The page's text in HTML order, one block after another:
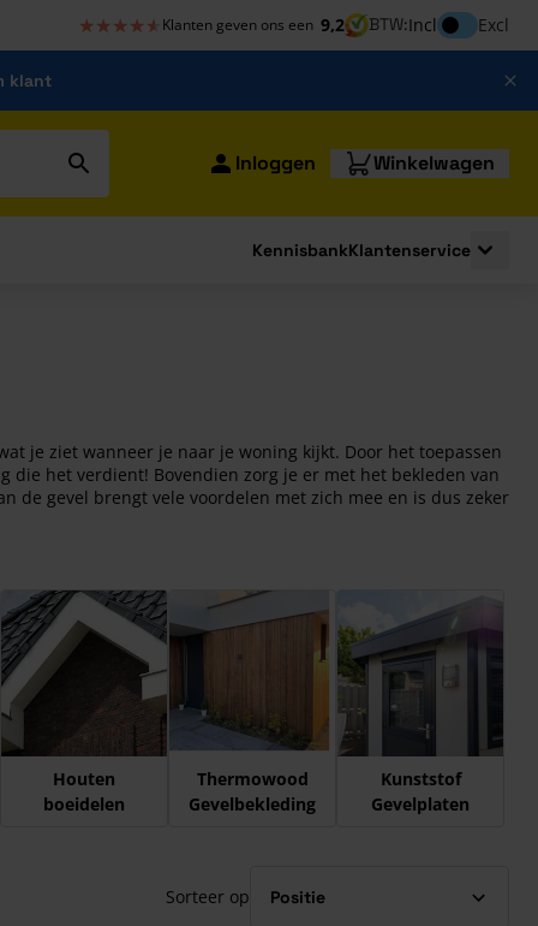
★★★★★
★★★★★ Klanten geven ons een 9,2 BTW:InclInclusief btw
Excl
klant
Inloggen Winkelwagen
KennisbankKlantenservice
je ziet wanneer je naar je woning kijkt. Door het toepassen
het verdient! Bovendien zorg je er met het bekleden van
de gevel brengt vele voordelen met zich mee en is dus zeker
Houten
boeidelen
Thermowood
Gevelbekleding
Kunststof
Gevelplaten
Sorteer op